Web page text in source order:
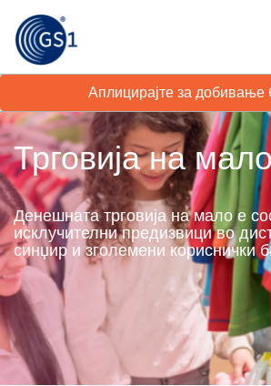
Аплицирајте за добивање
Трговија на
Денешната трговија на мало е
исклучителни предизвици во
синџир и зголемени кориснички